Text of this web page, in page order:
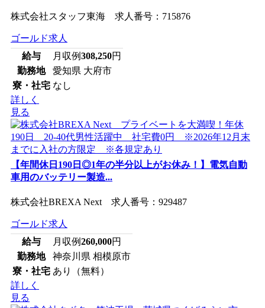
株式会社スタッフ東海 求人番号：715876
ゴールド求人
給与
月収例308,250円
勤務地
愛知県 大府市
寮・社宅 なし
詳しく
見る
【年間休日190日◎1年の半分以上がお休み！】電気自動
車用のバッテリー製造...
株式会社BREXA Next 求人番号：929487
ゴールド求人
給与
月収例260,000円
勤務地
神奈川県 相模原市
寮・社宅 あり（無料）
詳しく
見る